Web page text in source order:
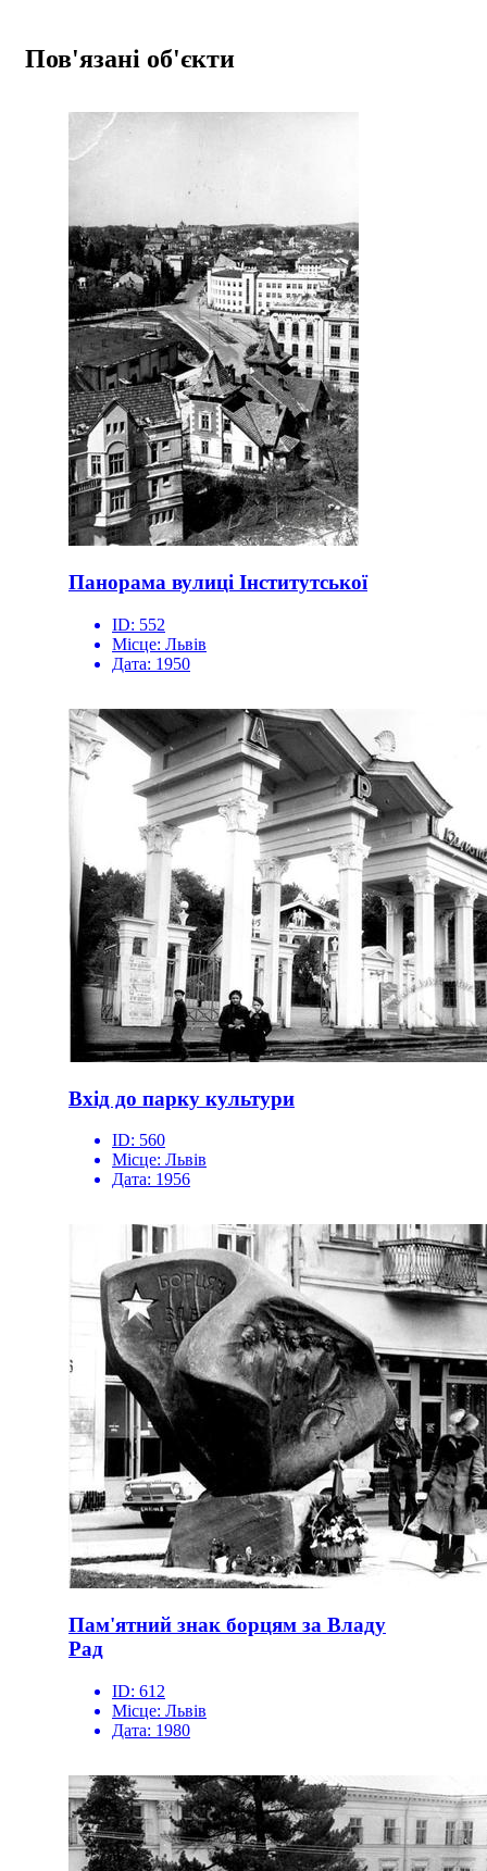
Пов'язані об'єкти
Панорама вулиці Інститутської
ID: 552
Місце: Львів
Дата: 1950
Вхід до парку культури
ID: 560
Місце: Львів
Дата: 1956
Пам'ятний знак борцям за Владу
Рад
ID: 612
Місце: Львів
Дата: 1980